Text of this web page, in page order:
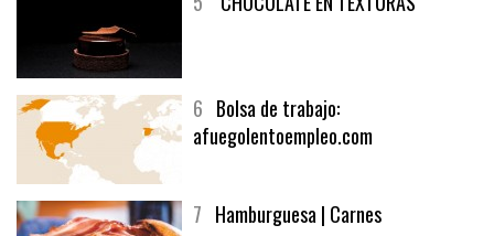
6Bolsa de trabajo: